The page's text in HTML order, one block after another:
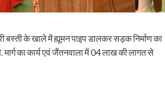
बस्ती के खाले में ह्यूमन पाइप डालकर सड़क निर्माण का
का कार्य एवं जैंतनवाला में 04 लाख की लागत से